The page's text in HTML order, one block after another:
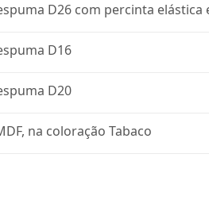
D26 com percinta
D16
D20
na coloração Tabaco